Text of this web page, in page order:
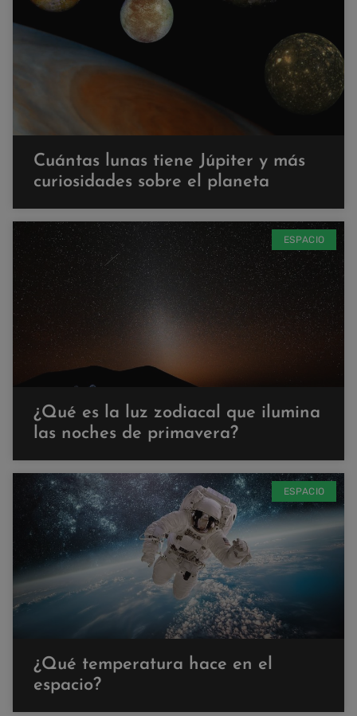
Cuántas lunas tiene Júpiter y más
curiosidades sobre el planeta
ESPACIO
¿Qué es la luz zodiacal que ilumina
las noches de primavera?
ESPACIO
¿Qué temperatura hace en el
espacio?